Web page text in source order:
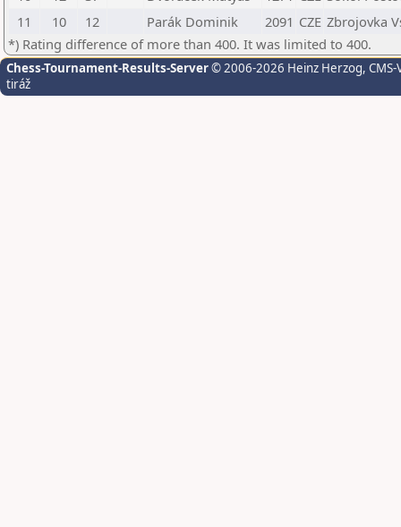
11
10 12 Parák Dominik 2091 CZE Zbrojovka
*) Rating difference of more than 400. It was limited to 400.
Chess-Tournament-Results-Server© 2006-2026 Heinz Herzog,
tiráž